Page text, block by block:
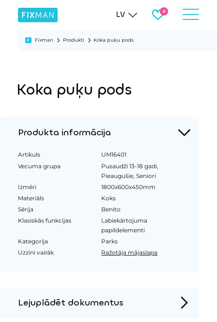
LV
Fixman Produkti Koka puķu pods
Koka puķu pods
Produkta informācija
Artikuls
UM16401
Vecuma grupa
Pusaudži 13-18 gadi,
Pieaugušie, Seniori
Izmēri
1800x600x450mm
Materiāls
Koks
Sērija
Benito
Klasiskās funkcijas
Labiekārtojuma
papildelementi
Kategorija
Parks
Uzzini vairāk
Ražotāja mājaslapa
Lejuplādēt dokumentus